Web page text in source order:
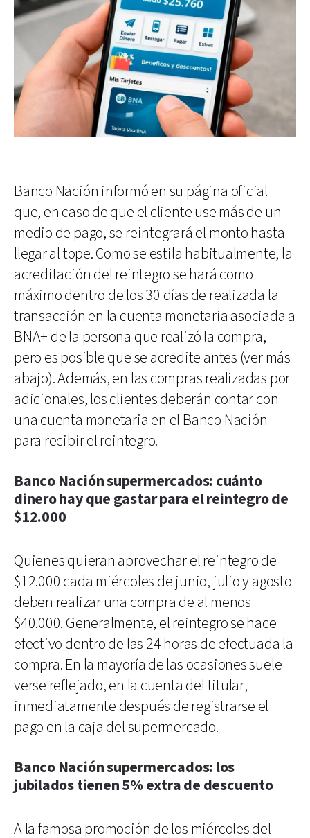
Banco Nación informó en su página oficial
que, en caso de que el cliente use más de un
medio de pago, se reintegrará el monto hasta
llegar al tope. Como se estila habitualmente, la
acreditación del reintegro se hará como
máximo dentro de los 30 días de realizada la
transacción en la cuenta monetaria asociada a
BNA+ de la persona que realizó la compra,
pero es posible que se acredite antes (ver más
abajo). Además, en las compras realizadas por
adicionales, los clientes deberán contar con
una cuenta monetaria en el Banco Nación
para recibir el reintegro.
Banco Nación supermercados: cuánto
dinero hay que gastar para el reintegro de
$12.000
Quienes quieran aprovechar el reintegro de
$12.000 cada miércoles de junio, julio y agosto
deben realizar una compra de al menos
$40.000. Generalmente, el reintegro se hace
efectivo dentro de las 24 horas de efectuada la
compra. En la mayoría de las ocasiones suele
verse reflejado, en la cuenta del titular,
inmediatamente después de registrarse el
pago en la caja del supermercado.
Banco Nación supermercados: los
jubilados tienen 5% extra de descuento
A la famosa promoción de los miércoles del